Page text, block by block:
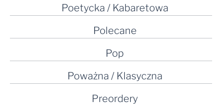
Poetycka / Kabaretowa
Polecane
Pop
Poważna / Klasyczna
Preordery